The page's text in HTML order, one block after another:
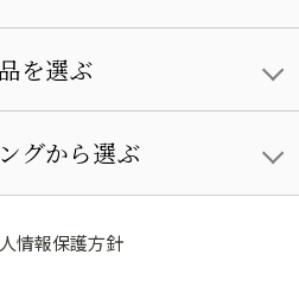
を選ぶ
グから選ぶ
情報保護方針